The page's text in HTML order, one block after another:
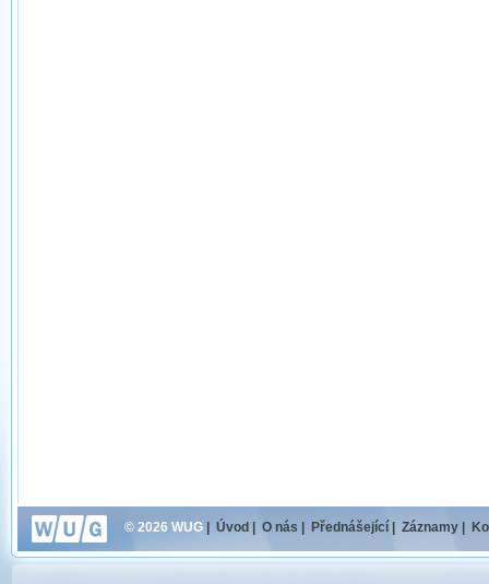
© 2026 WUG Úvod O nás Přednášející Záznamy